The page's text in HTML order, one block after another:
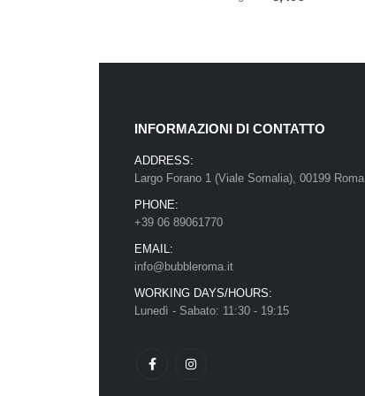
INFORMAZIONI DI CONTATTO
ADDRESS:
Largo Forano 1 (Viale Somalia), 00199 Roma
PHONE:
+39 06 89061770
EMAIL:
info@bubbleroma.it
WORKING DAYS/HOURS:
Lunedì - Sabato: 11:30 - 19:15